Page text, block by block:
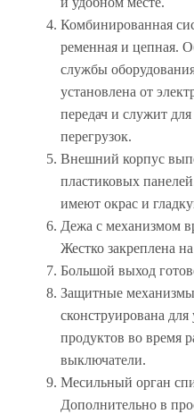
Комбинированная
ременная и цепная.
службы
установлена от
передач и служит
перегрузок.
Внешний корпус
пластиковых
имеют окрас и
Дежа с механизмом
Жестко закреплена
Большой выход
Защитные
сконструирована для
продуктов во время
выключатели.
Месильный орган
Дополнительно в